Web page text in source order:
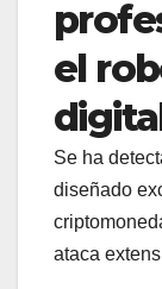
el
Se ha
diseñado
ataca